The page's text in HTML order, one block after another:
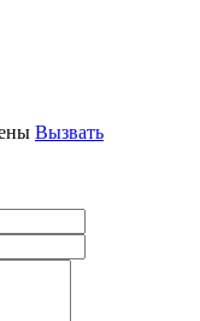
Вызвать